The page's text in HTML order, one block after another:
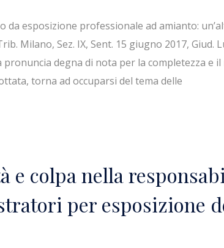
da esposizione professionale ad amianto:
Milano, Sez. IX, Sent. 15 giugno 2017, Giud.
pronuncia degna di nota per la completezza e
torna ad occuparsi del tema delle
e colpa nella
per esposizione